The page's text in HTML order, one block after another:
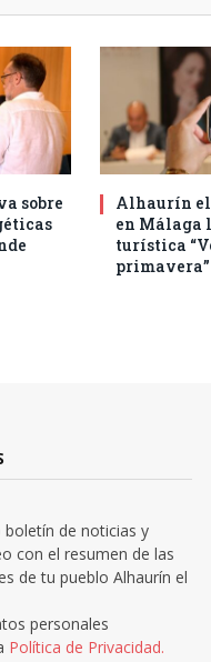
sobre
Alhaurín el
en Málaga
turística
primavera”
de noticias y
con el resumen de las
de tu pueblo Alhaurín el
personales
Política de Privacidad.